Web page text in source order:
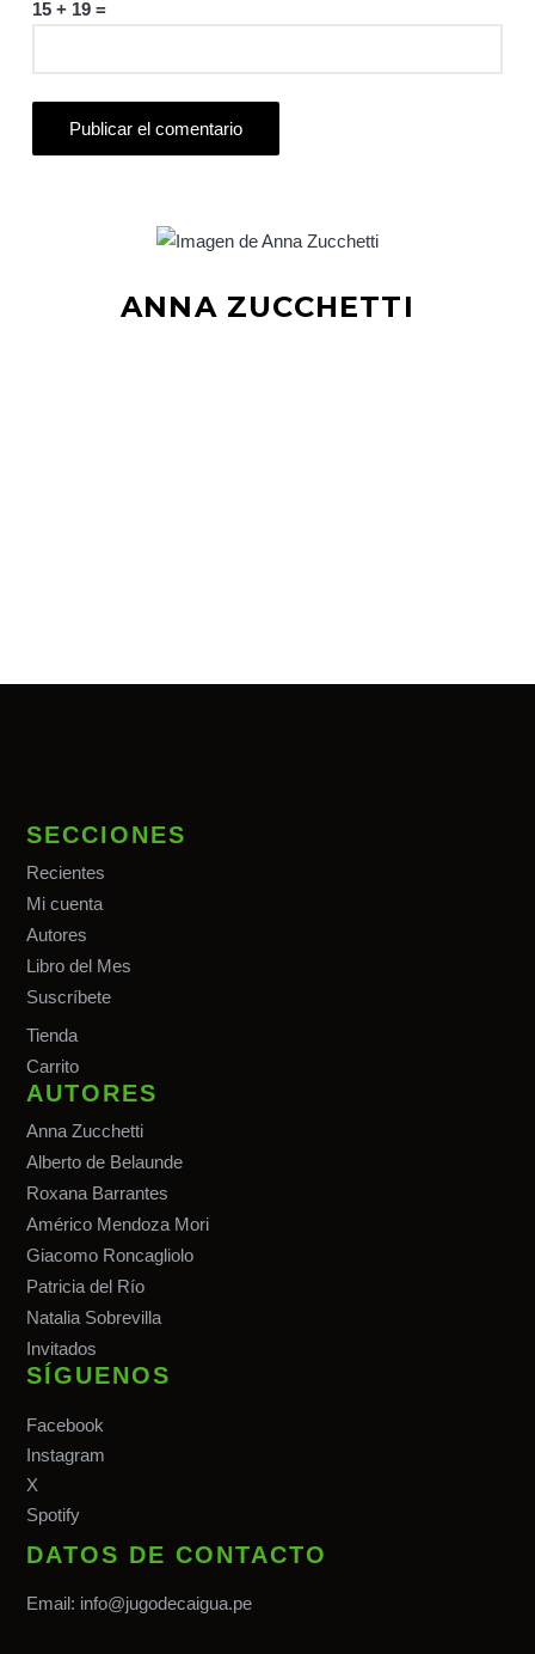
15 + 19 =
ANNA ZUCCHETTI
SECCIONES
Recientes
Mi cuenta
Autores
Libro del Mes
Suscríbete
Tienda
Carrito
AUTORES
Anna Zucchetti
Alberto de Belaunde
Roxana Barrantes
Américo Mendoza Mori
Giacomo Roncagliolo
Patricia del Río
Natalia Sobrevilla
Invitados
SÍGUENOS
Facebook
Instagram
X
Spotify
DATOS DE CONTACTO
Email: info@jugodecaigua.pe